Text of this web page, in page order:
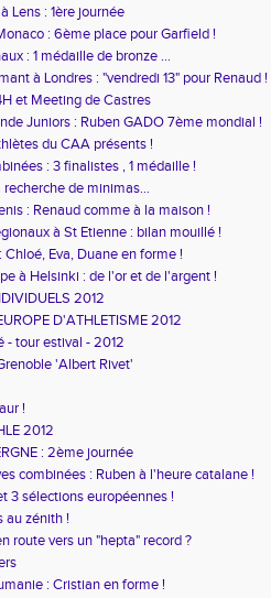
Lens : 1ère journée
: 6ème place pour Garfield !
: 1 médaille de bronze ...
à Londres : "vendredi 13" pour Renaud !
et Meeting de Castres
Juniors : Ruben GADO 7ème mondial !
du CAA présents !
: 3 finalistes , 1 médaille !
de minimas...
: Renaud comme à la maison !
à St Etienne : bilan mouillé !
Chloé, Eva, Duane en forme !
à Helsinki : de l'or et de l'argent !
2012
D'ATHLETISME 2012
- tour estival - 2012
'Albert Rivet'
!
2012
: 2ème journée
combinées : Ruben à l'heure catalane !
3 sélections européennes !
au zénith !
route vers un "hepta" record ?
: Cristian en forme !